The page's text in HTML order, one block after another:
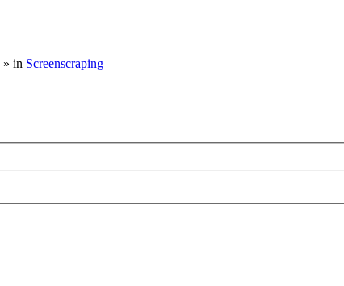
» in Screenscraping